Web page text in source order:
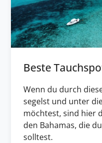
Beste
Wenn du durch
segelst und unter
möchtest, sind hier
den Bahamas, die
solltest.